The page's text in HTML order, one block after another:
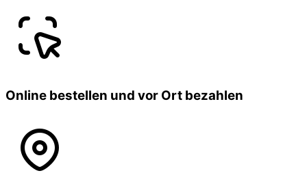
Online bestellen und vor Ort bezahlen